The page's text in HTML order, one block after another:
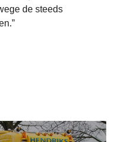
de steeds